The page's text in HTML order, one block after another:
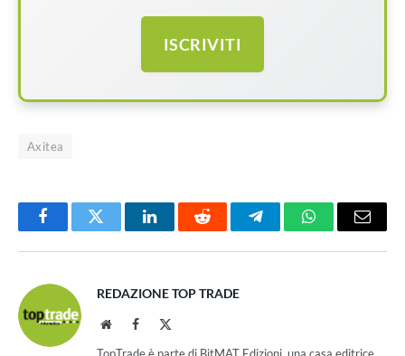
ISCRIVITI
Axitea
FacebookTwitter LinkedInReddit TelegramWhatsAppEmail
REDAZIONE TOP TRADE
WebsiteFacebook